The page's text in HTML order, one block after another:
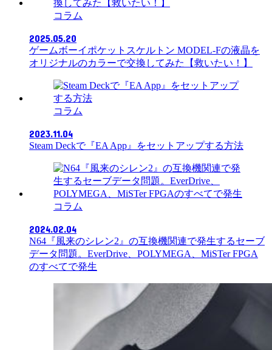
コラム
2025.05.20
ゲームボーイポケットスケルトン MODEL-Fの液晶を
オリジナルのカラーで交換してみた【救いたい！】
コラム
2023.11.04
Steam Deckで『EA App』をセットアップする方法
コラム
2024.02.04
N64『風来のシレン2』の互換機関連で発生するセーブ
データ問題。EverDrive、POLYMEGA、MiSTer FPGA
のすべてで発生